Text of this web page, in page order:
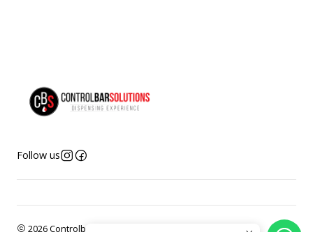
Follow us
2026 Controlbar Solutions.